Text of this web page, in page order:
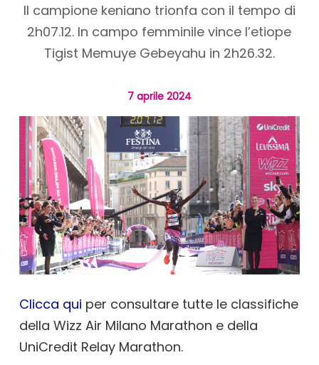
Il campione keniano trionfa con il tempo di
2h07.12. In campo femminile vince l’etiope
Tigist Memuye Gebeyahu in 2h26.32.
7 aprile 2024
Clicca qui per consultare tutte le classifiche
della Wizz Air Milano Marathon e della
UniCredit Relay Marathon.